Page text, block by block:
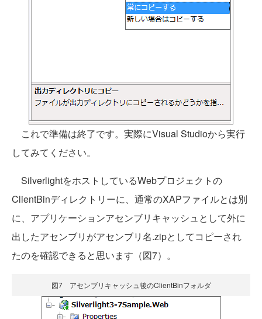
これで準備は終了です。実際にVisual Studioから実行
してみてください。
SilverlightをホストしているWebプロジェクトの
ClientBinディレクトリーに、通常のXAPファイルとは別
に、アプリケーションアセンブリキャッシュとして外に
出したアセンブリがアセンブリ名.zipとしてコピーされ
たのを確認できると思います（図7）。
図7 アセンブリキャッシュ後のClientBinフォルダ